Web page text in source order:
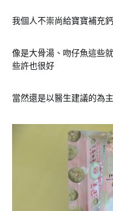
我個人不崇尚給寶寶補充
像是大骨湯、吻仔魚這些
些許也很好
當然還是以醫生建議的為主